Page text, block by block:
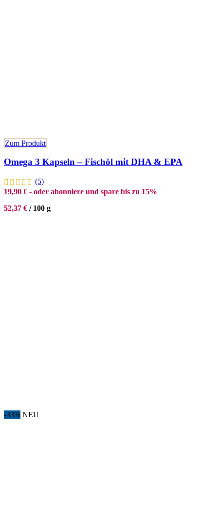
Zum Produkt
Omega 3 Kapseln – Fischöl mit DHA & EPA
(5)
19,90 € - oder abonniere und spare bis zu 15%
52,37 € / 100 g
-33% NEU